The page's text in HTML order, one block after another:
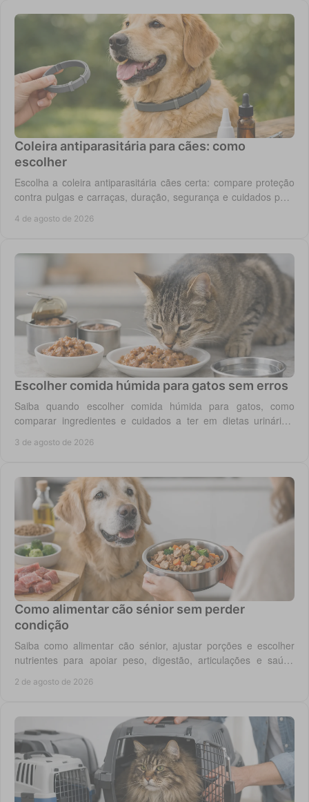
Coleira antiparasitária para cães: como
escolher
Escolha a coleira antiparasitária cães certa: compare proteção
contra pulgas e carraças, duração, segurança e cuidados para
4 de agosto de 2026
Escolher comida húmida para gatos sem erros
Saiba quando escolher comida húmida para gatos, como
comparar ingredientes e cuidados a ter em dietas urinárias,
3 de agosto de 2026
Como alimentar cão sénior sem perder
condição
Saiba como alimentar cão sénior, ajustar porções e escolher
nutrientes para apoiar peso, digestão, articulações e saúde
2 de agosto de 2026